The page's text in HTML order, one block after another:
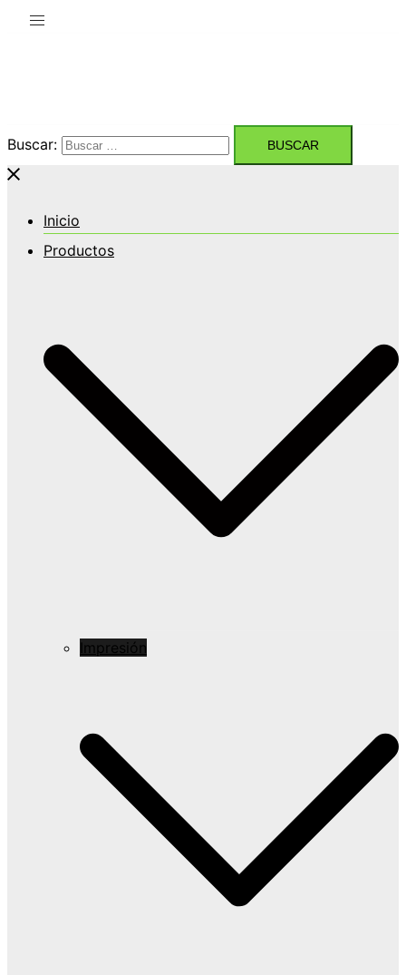
Buscar:
Inicio
Productos
Impresión